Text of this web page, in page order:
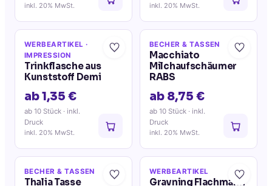
inkl. 20% MwSt.
inkl. 20% MwSt.
WERBEARTIKEL ·
IMPRESSION
Trinkflasche aus
Kunststoff Demi
ab 1,35 €
ab 10 Stück · inkl.
Druck
inkl. 20% MwSt.
BECHER & TASSEN
Macchiato
Milchaufschäumer
RABS
ab 8,75 €
ab 10 Stück · inkl.
Druck
inkl. 20% MwSt.
BECHER & TASSEN
Thalia Tasse
WERBEARTIKEL
Gravning Flachmann